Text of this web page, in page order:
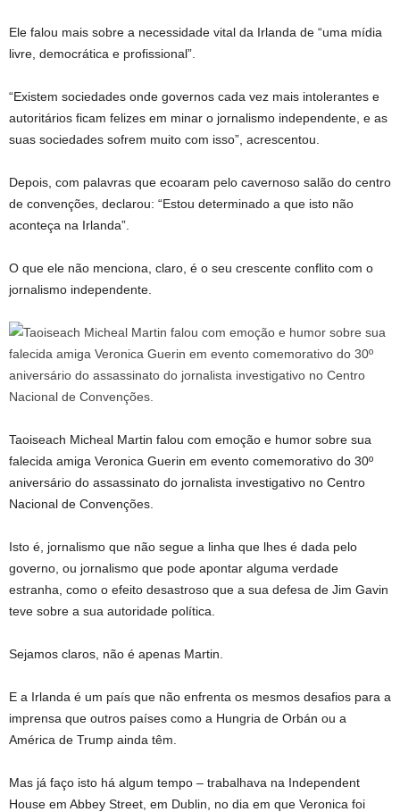
Ele falou mais sobre a necessidade vital da Irlanda de “uma mídia
livre, democrática e profissional”.
“Existem sociedades onde governos cada vez mais intolerantes e
autoritários ficam felizes em minar o jornalismo independente, e as
suas sociedades sofrem muito com isso”, acrescentou.
Depois, com palavras que ecoaram pelo cavernoso salão do centro
de convenções, declarou: “Estou determinado a que isto não
aconteça na Irlanda”.
O que ele não menciona, claro, é o seu crescente conflito com o
jornalismo independente.
Taoiseach Micheal Martin falou com emoção e humor sobre sua
falecida amiga Veronica Guerin em evento comemorativo do 30º
aniversário do assassinato do jornalista investigativo no Centro
Nacional de Convenções.
Isto é, jornalismo que não segue a linha que lhes é dada pelo
governo, ou jornalismo que pode apontar alguma verdade
estranha, como o efeito desastroso que a sua defesa de Jim Gavin
teve sobre a sua autoridade política.
Sejamos claros, não é apenas Martin.
E a Irlanda é um país que não enfrenta os mesmos desafios para a
imprensa que outros países como a Hungria de Orbán ou a
América de Trump ainda têm.
Mas já faço isto há algum tempo – trabalhava na Independent
House em Abbey Street, em Dublin, no dia em que Veronica foi